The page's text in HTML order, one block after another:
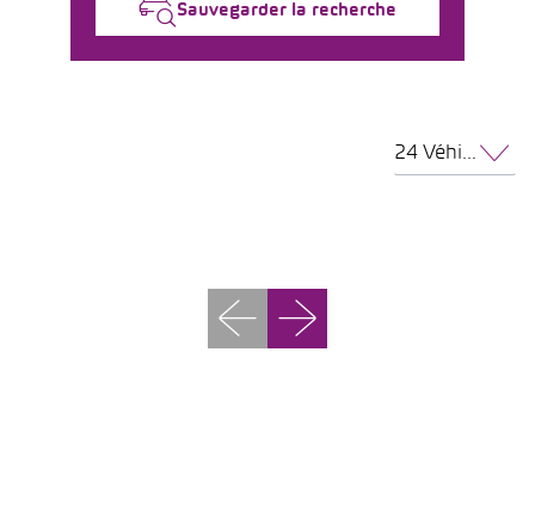
Sauvegarder la recherche
24 Véhicules par page